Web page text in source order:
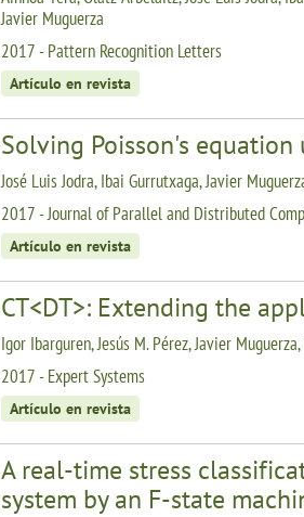
Javier Muguerza
2017 - Pattern Recognition Letters
Artículo en revista
Solving Poisson's equation
José Luis Jodra, Ibai Gurrutxaga, Javier
2017 - Journal of Parallel and Distributed
Artículo en revista
CT<DT>: Extending the
Igor Ibarguren, Jesús M. Pérez, Javier
2017 - Expert Systems
Artículo en revista
A real-time stress
system by an F-state